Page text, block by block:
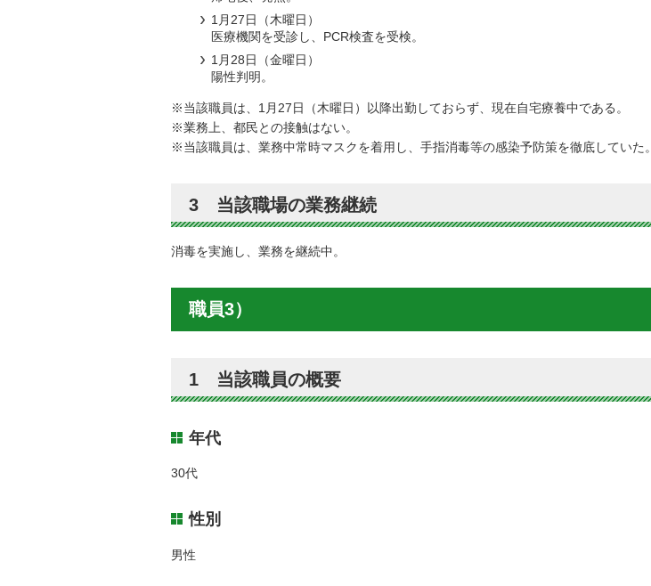
1月27日（木曜日）
医療機関を受診し、PCR検査を受検。
1月28日（金曜日）
陽性判明。
※当該職員は、1月27日（木曜日）以降出勤しておらず、現在自宅療養中である。
※業務上、都民との接触はない。
※当該職員は、業務中常時マスクを着用し、手指消毒等の感染予防策を徹底していた。
3 当該職場の業務継続
消毒を実施し、業務を継続中。
職員3）
1 当該職員の概要
年代
30代
性別
男性